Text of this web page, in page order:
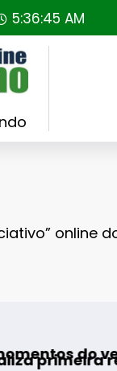
5:36:47 AM
online
dedesafia